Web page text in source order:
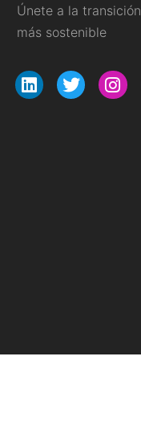
Únete a la
más sostenible